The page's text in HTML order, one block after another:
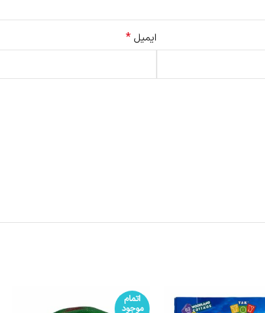
ایمیل*
اتمام
موجود